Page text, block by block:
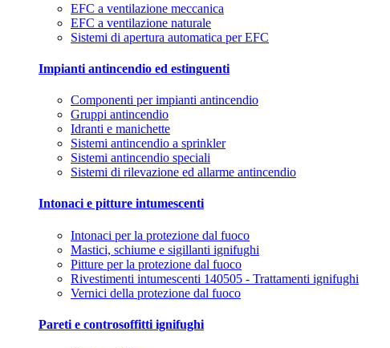
EFC a ventilazione meccanica
EFC a ventilazione naturale
Sistemi di apertura automatica per EFC
Impianti antincendio ed estinguenti
Componenti per impianti antincendio
Gruppi antincendio
Idranti e manichette
Sistemi antincendio a sprinkler
Sistemi antincendio speciali
Sistemi di rilevazione ed allarme antincendio
Intonaci e pitture intumescenti
Intonaci per la protezione dal fuoco
Mastici, schiume e sigillanti ignifughi
Pitture per la protezione dal fuoco
Rivestimenti intumescenti 140505 - Trattamenti ignifughi
Vernici della protezione dal fuoco
Pareti e controsoffitti ignifughi